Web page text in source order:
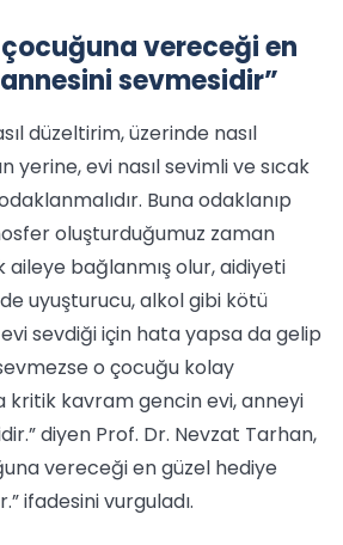
vereceği en
sevmesidir”
düzeltirim, üzerinde nasıl
yerine, evi nasıl sevimli ve sıcak
Buna odaklanıp
oluşturduğumuz zaman
bağlanmış olur, aidiyeti
uyuşturucu, alkol gibi kötü
sevdiği için hata yapsa da gelip
o çocuğu kolay
kritik kavram gencin evi, anneyi
diyen Prof. Dr. Nevzat Tarhan,
vereceği en güzel hediye
ifadesini vurguladı.